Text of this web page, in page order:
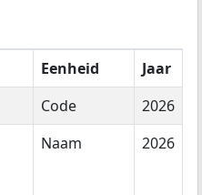
Eenheid
Jaar
Code
2026
Naam 2026